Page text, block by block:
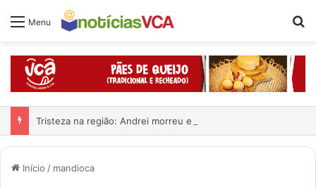
Menu
Tristeza na região: Andrei morreu em grave acidente
Início / mandioca